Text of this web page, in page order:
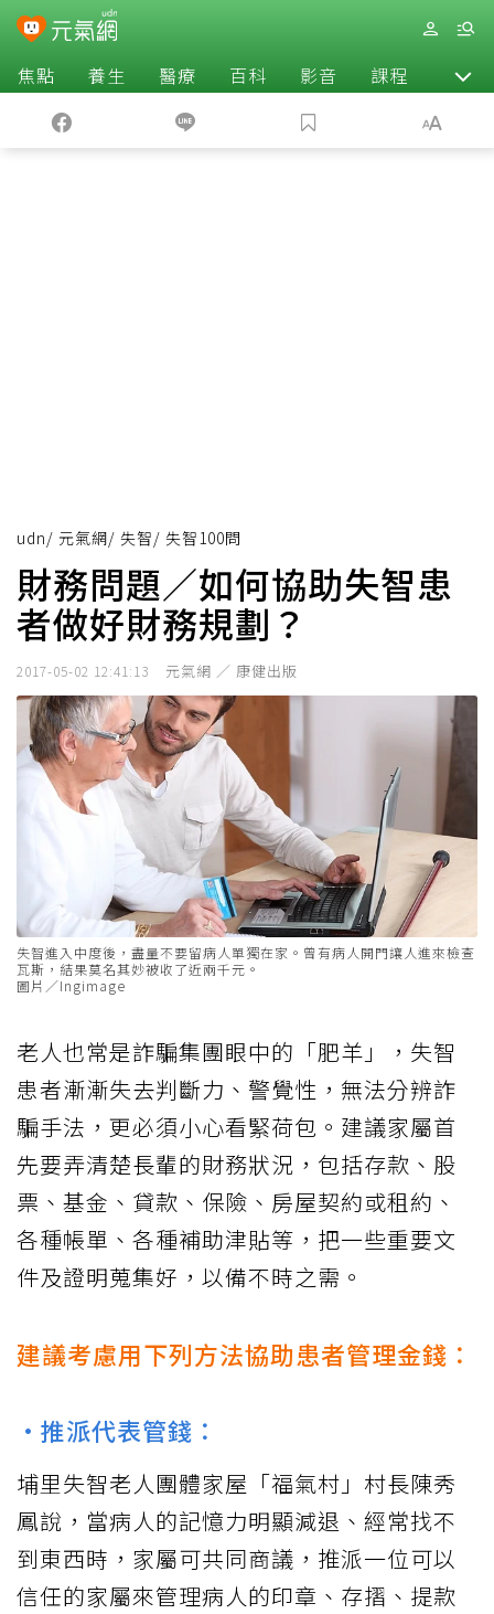
焦點 養生 醫療 百科 影音 課程 退休
udn/ 元氣網/ 失智/ 失智100問
財務問題／如何協助失智患
者做好財務規劃？
2017-05-02 12:41:13 元氣網 ／ 康健出版
失智進入中度後，盡量不要留病人單獨在家。曾有病人開門讓人進來檢查
瓦斯，結果莫名其妙被收了近兩千元。
圖片／Ingimage
老人也常是詐騙集團眼中的「肥羊」，失智
患者漸漸失去判斷力、警覺性，無法分辨詐
騙手法，更必須小心看緊荷包。建議家屬首
先要弄清楚長輩的財務狀況，包括存款、股
票、基金、貸款、保險、房屋契約或租約、
各種帳單、各種補助津貼等，把一些重要文
件及證明蒐集好，以備不時之需。
建議考慮用下列方法協助患者管理金錢：
•推派代表管錢：
埔里失智老人團體家屋「福氣村」村長陳秀
鳳說，當病人的記憶力明顯減退、經常找不
到東西時，家屬可共同商議，推派一位可以
信任的家屬來管理病人的印章、存摺、提款